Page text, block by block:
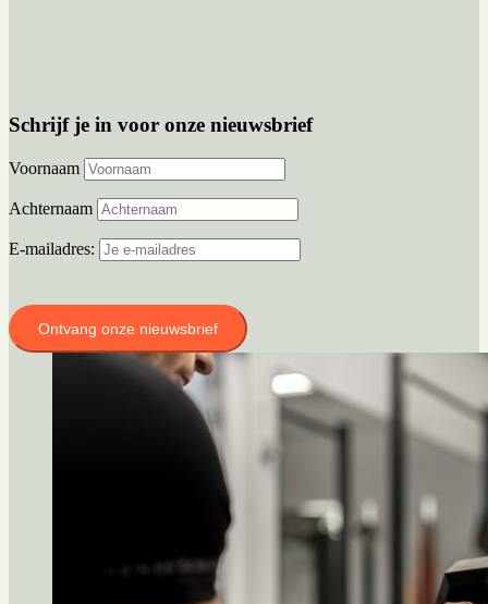
Schrijf je in voor onze nieuwsbrief
Voornaam
Achternaam
E-mailadres: